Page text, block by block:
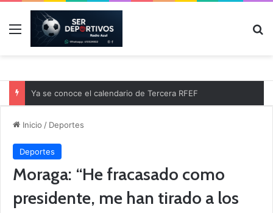
Menú
Ya se conoce el calendario de Tercera RFEF
Inicio / Deportes
Deportes
Moraga: “He fracasado como
presidente, me han tirado a los